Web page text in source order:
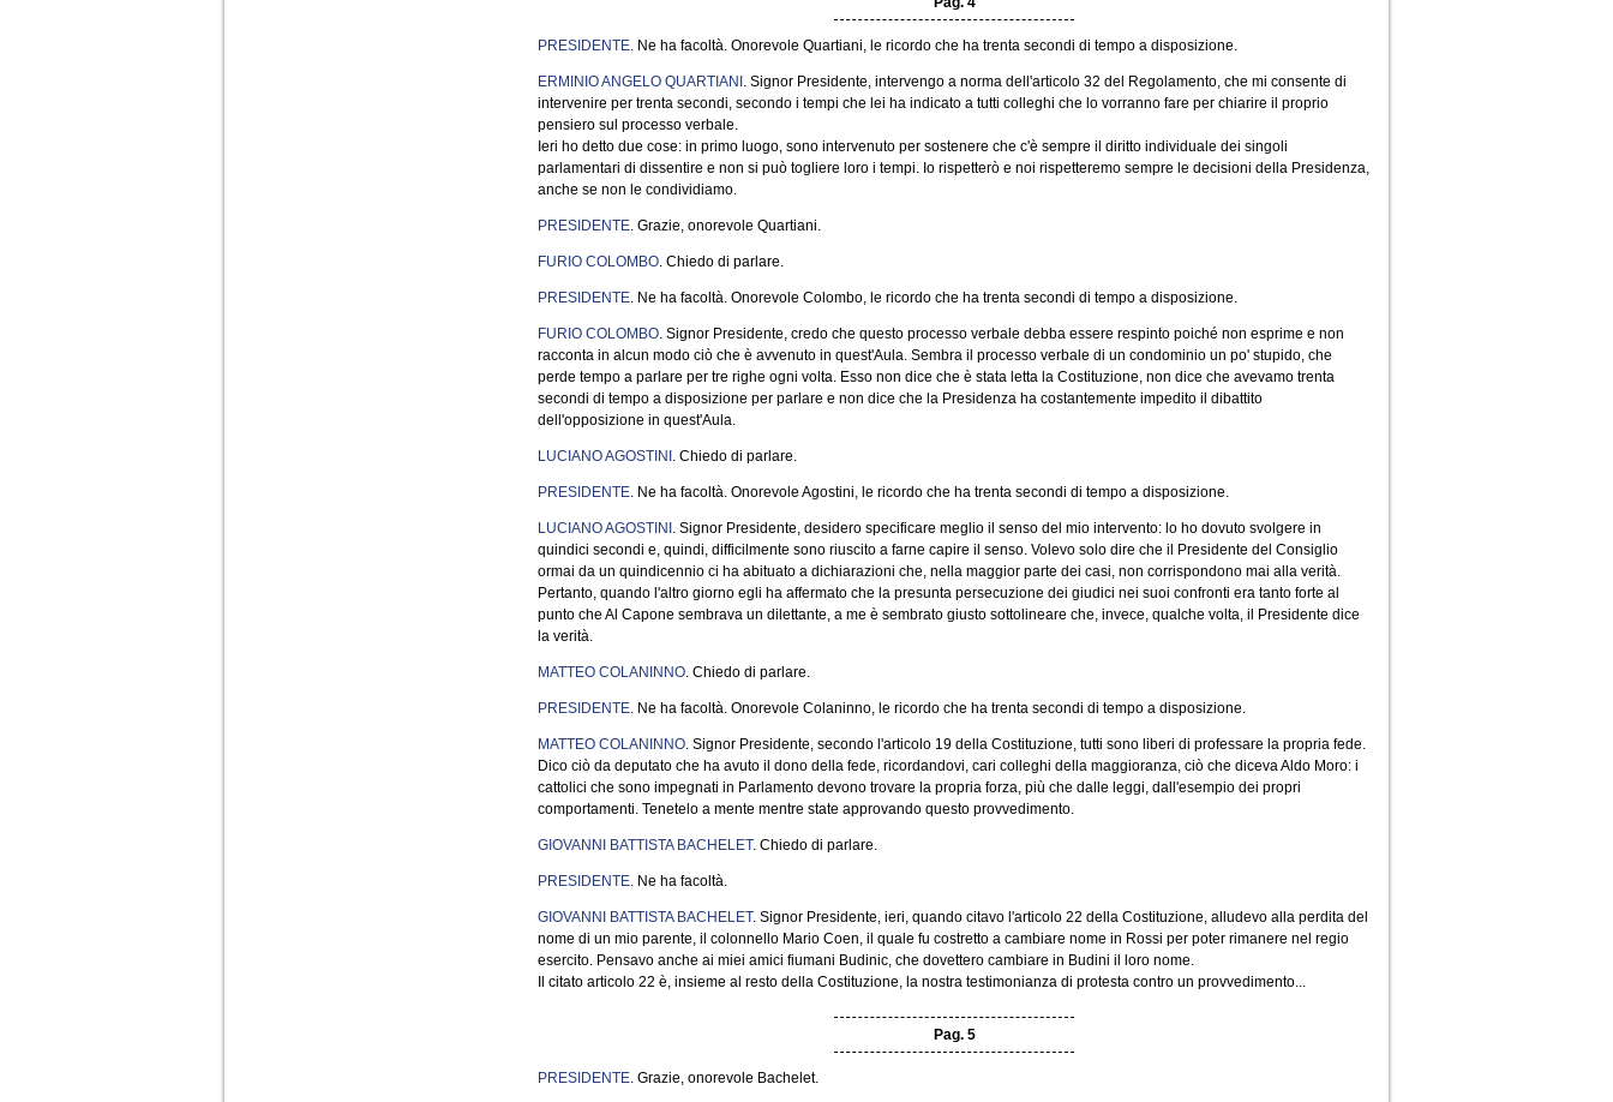
PRESIDENTE. Ne ha facoltà. Onorevole Quartiani, le ricordo che ha trenta secondi di tempo a disposizione.
ERMINIO ANGELO QUARTIANI . Signor Presidente, intervengo a norma dell'articolo 32 del Regolamento, che mi consente di
intervenire per trenta secondi, secondo i tempi che lei ha indicato a tutti colleghi che lo vorranno fare per chiarire il proprio
pensiero sul processo verbale.
Ieri ho detto due cose: in primo luogo, sono intervenuto per sostenere che c'è sempre il diritto individuale dei singoli
parlamentari di dissentire e non si può togliere loro i tempi. Io rispetterò e noi rispetteremo sempre le decisioni della Presidenza,
anche se non le condividiamo.
PRESIDENTE. Grazie, onorevole Quartiani.
FURIO COLOMBO. Chiedo di parlare.
PRESIDENTE. Ne ha facoltà. Onorevole Colombo, le ricordo che ha trenta secondi di tempo a disposizione.
FURIO COLOMBO. Signor Presidente, credo che questo processo verbale debba essere respinto poiché non esprime e non
racconta in alcun modo ciò che è avvenuto in quest'Aula. Sembra il processo verbale di un condominio un po' stupido, che
perde tempo a parlare per tre righe ogni volta. Esso non dice che è stata letta la Costituzione, non dice che avevamo trenta
secondi di tempo a disposizione per parlare e non dice che la Presidenza ha costantemente impedito il dibattito
dell'opposizione in quest'Aula.
LUCIANO AGOSTINI . Chiedo di parlare.
PRESIDENTE. Ne ha facoltà. Onorevole Agostini, le ricordo che ha trenta secondi di tempo a disposizione.
LUCIANO AGOSTINI . Signor Presidente, desidero specificare meglio il senso del mio intervento: lo ho dovuto svolgere in
quindici secondi e, quindi, difficilmente sono riuscito a farne capire il senso. Volevo solo dire che il Presidente del Consiglio
ormai da un quindicennio ci ha abituato a dichiarazioni che, nella maggior parte dei casi, non corrispondono mai alla verità.
Pertanto, quando l'altro giorno egli ha affermato che la presunta persecuzione dei giudici nei suoi confronti era tanto forte al
punto che Al Capone sembrava un dilettante, a me è sembrato giusto sottolineare che, invece, qualche volta, il Presidente dice
la verità.
MATTEO COLANINNO. Chiedo di parlare.
PRESIDENTE. Ne ha facoltà. Onorevole Colaninno, le ricordo che ha trenta secondi di tempo a disposizione.
MATTEO COLANINNO. Signor Presidente, secondo l'articolo 19 della Costituzione, tutti sono liberi di professare la propria fede.
Dico ciò da deputato che ha avuto il dono della fede, ricordandovi, cari colleghi della maggioranza, ciò che diceva Aldo Moro: i
cattolici che sono impegnati in Parlamento devono trovare la propria forza, più che dalle leggi, dall'esempio dei propri
comportamenti. Tenetelo a mente mentre state approvando questo provvedimento.
GIOVANNI BATTISTA BACHELET. Chiedo di parlare.
PRESIDENTE. Ne ha facoltà.
GIOVANNI BATTISTA BACHELET. Signor Presidente, ieri, quando citavo l'articolo 22 della Costituzione, alludevo alla perdita del
nome di un mio parente, il colonnello Mario Coen, il quale fu costretto a cambiare nome in Rossi per poter rimanere nel regio
esercito. Pensavo anche ai miei amici fiumani Budinic, che dovettero cambiare in Budini il loro nome.
Il citato articolo 22 è, insieme al resto della Costituzione, la nostra testimonianza di protesta contro un provvedimento...
Pag. 5
PRESIDENTE. Grazie, onorevole Bachelet.